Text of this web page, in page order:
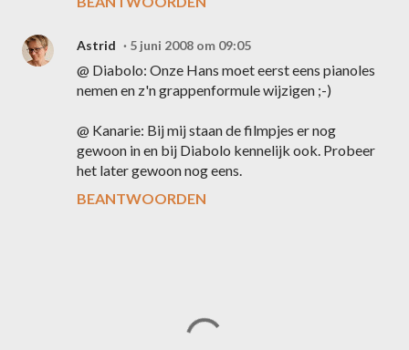
Astrid 5 juni 2008 om 09:05
@ Diabolo: Onze Hans moet eerst eens pianoles
nemen en z'n grappenformule wijzigen ;-)
@ Kanarie: Bij mij staan de filmpjes er nog
gewoon in en bij Diabolo kennelijk ook. Probeer
het later gewoon nog eens.
BEANTWOORDEN